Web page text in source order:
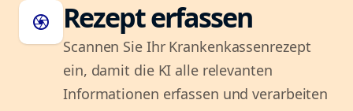
camera Rezept erfassen
Scannen Sie Ihr Krankenkassenrezept
ein, damit die KI alle relevanten
Informationen erfassen und verarbeiten